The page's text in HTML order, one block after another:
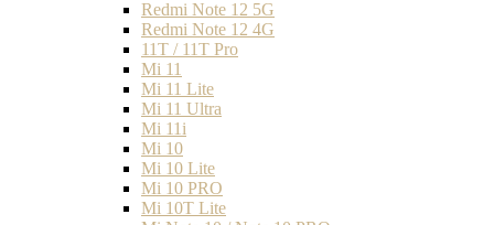
Redmi Note 12 5G
Redmi Note 12 4G
11T / 11T Pro
Mi 11
Mi 11 Lite
Mi 11 Ultra
Mi 11i
Mi 10
Mi 10 Lite
Mi 10 PRO
Mi 10T Lite